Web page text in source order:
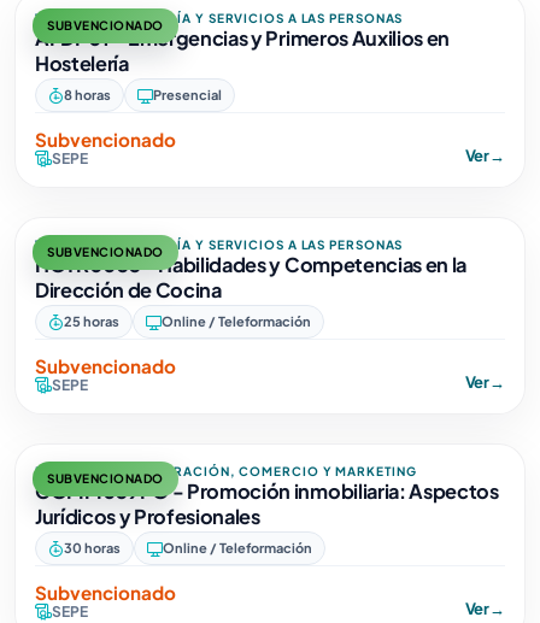
SUBVENCIONADO
TURISMO, HOSTELERÍA Y SERVICIOS A LAS PERSONAS
AFDP01 - Emergencias y Primeros Auxilios en
Hostelería
8 horas Presencial
Subvencionado
SEPE Ver→
SUBVENCIONADO
TURISMO, HOSTELERÍA Y SERVICIOS A LAS PERSONAS
HOTR0035 - Habilidades y Competencias en la
Dirección de Cocina
25 horas Online / Teleformación
Subvencionado
SEPE Ver→
SUBVENCIONADO
EMPRESA, ADMINISTRACIÓN, COMERCIO Y MARKETING
COMM059PO - Promoción inmobiliaria: Aspectos
Jurídicos y Profesionales
30 horas Online / Teleformación
Subvencionado
SEPE Ver→